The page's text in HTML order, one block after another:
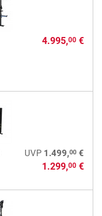
4.995,00€
UVP 1.499,00€
1.299,00€